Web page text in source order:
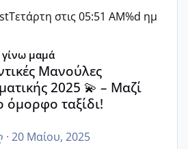
Τετάρτη στις 05:51 AM%d ημ
Εξωσωματικής 2025 💫 – Μαζί
μαμά
Μανούλες
2025 💫 – Μαζί
όμορφο ταξίδι!
· 20 Μαίου, 2025